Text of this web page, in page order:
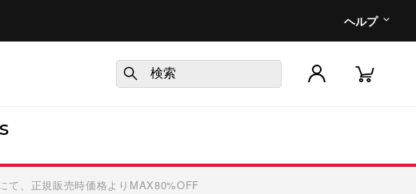
ヘルプ
て、正規販売時価格よりMAX80%OFF